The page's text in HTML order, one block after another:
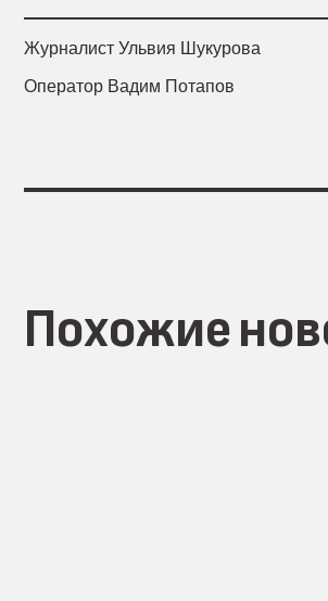
Журналист Ульвия Шукурова
Оператор Вадим Потапов
Похожие